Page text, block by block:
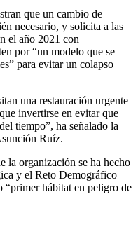
que un cambio de
necesario, y solicita a las
el año 2021 con
por “un modelo que se
para evitar un colapso
una restauración urgente
invertirse en evitar que
tiempo”, ha señalado la
Ruíz.
la organización se ha hecho
y el Reto Demográfico
“primer hábitat en peligro de